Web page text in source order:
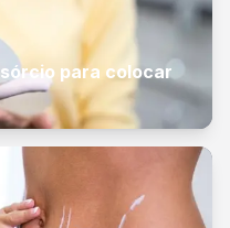
para colocar